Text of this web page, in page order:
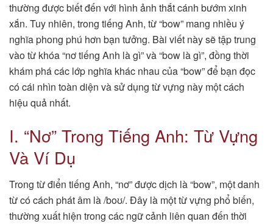
thường được biết đến với hình ảnh thắt cánh bướm xinh
xắn. Tuy nhiên, trong tiếng Anh, từ “bow” mang nhiều ý
nghĩa phong phú hơn bạn tưởng. Bài viết này sẽ tập trung
vào từ khóa “nơ tiếng Anh là gì” và “bow là gì”, đồng thời
khám phá các lớp nghĩa khác nhau của “bow” để bạn đọc
có cái nhìn toàn diện và sử dụng từ vựng này một cách
hiệu quả nhất.
I. “Nơ” Trong Tiếng Anh: Từ Vựng
Và Ví Dụ
Trong từ điển tiếng Anh, “nơ” được dịch là “bow”, một danh
từ có cách phát âm là /boʊ/. Đây là một từ vựng phổ biến,
thường xuất hiện trong các ngữ cảnh liên quan đến thời